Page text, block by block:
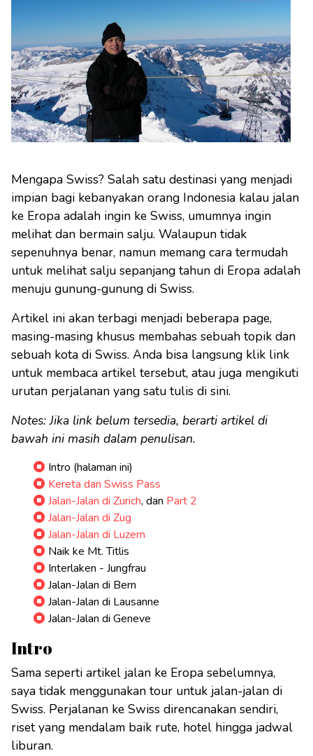
Mengapa Swiss? Salah satu destinasi yang menjadi
impian bagi kebanyakan orang Indonesia kalau jalan
ke Eropa adalah ingin ke Swiss, umumnya ingin
melihat dan bermain salju. Walaupun tidak
sepenuhnya benar, namun memang cara termudah
untuk melihat salju sepanjang tahun di Eropa adalah
menuju gunung-gunung di Swiss.
Artikel ini akan terbagi menjadi beberapa page,
masing-masing khusus membahas sebuah topik dan
sebuah kota di Swiss. Anda bisa langsung klik link
untuk membaca artikel tersebut, atau juga mengikuti
urutan perjalanan yang satu tulis di sini.
Notes: Jika link belum tersedia, berarti artikel di
bawah ini masih dalam penulisan.
Intro (halaman ini)
Kereta dan Swiss Pass
Jalan-Jalan di Zurich, dan Part 2
Jalan-Jalan di Zug
Jalan-Jalan di Luzern
Naik ke Mt. Titlis
Interlaken - Jungfrau
Jalan-Jalan di Bern
Jalan-Jalan di Lausanne
Jalan-Jalan di Geneve
Intro
Sama seperti artikel jalan ke Eropa sebelumnya,
saya tidak menggunakan tour untuk jalan-jalan di
Swiss. Perjalanan ke Swiss direncanakan sendiri,
riset yang mendalam baik rute, hotel hingga jadwal
liburan.